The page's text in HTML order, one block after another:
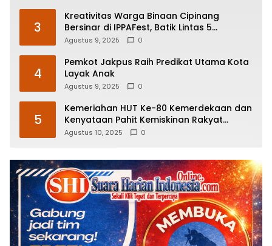
3
Kreativitas Warga Binaan Cipinang
Bersinar di IPPAFest, Batik Lintas 5
Diborong Menteri Imipas
Agustus 9, 2025 0
4
Pemkot Jakpus Raih Predikat Utama Kota
Layak Anak
Agustus 9, 2025 0
5
Kemeriahan HUT Ke-80 Kemerdekaan dan
Kenyataan Pahit Kemiskinan Rakyat
Indonesia
Agustus 10, 2025 0